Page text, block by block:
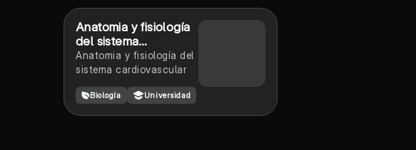
Anatomia y fisiología
del sistema
cardiovascular
Anatomia y fisiología del
sistema cardiovascular
Biología Universidad